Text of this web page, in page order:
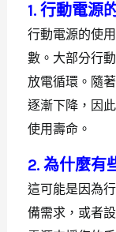
1. 行動電源
行動電源的使
數。大部分行
放電循環。隨
逐漸下降，因
使用壽命。
2. 為什麼有
這可能是因為
備需求，或者